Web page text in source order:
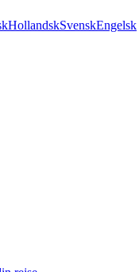
HollandskSvenskEngelsk